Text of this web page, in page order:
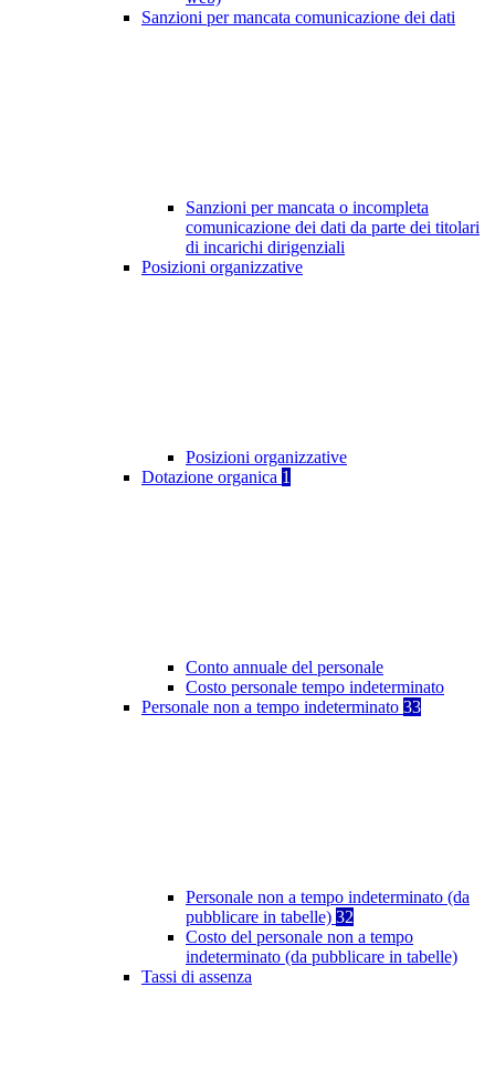
Sanzioni per mancata comunicazione dei dati
Sanzioni per mancata o incompleta
comunicazione dei dati da parte dei titolari
di incarichi dirigenziali
Posizioni organizzative
Posizioni organizzative
Dotazione organica 1
Conto annuale del personale
Costo personale tempo indeterminato
Personale non a tempo indeterminato 33
Personale non a tempo indeterminato (da
pubblicare in tabelle) 32
Costo del personale non a tempo
indeterminato (da pubblicare in tabelle)
Tassi di assenza